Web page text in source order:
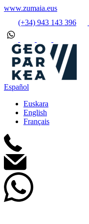
www.zumaia.eus
(+34) 943 143 396
Español
Euskara
English
Français